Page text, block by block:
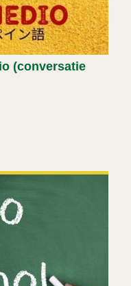
(conversatie